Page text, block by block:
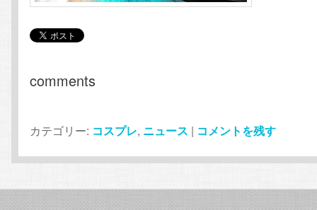
comments
カテゴリー: コスプレ, ニュース | コメントを残す